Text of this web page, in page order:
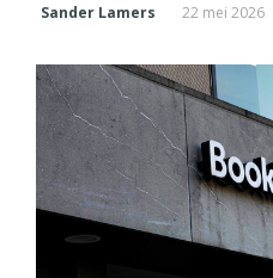
Sander Lamers 22 mei 2026